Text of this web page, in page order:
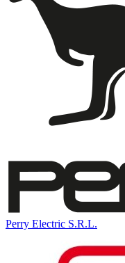
Perry Electric S.R.L.